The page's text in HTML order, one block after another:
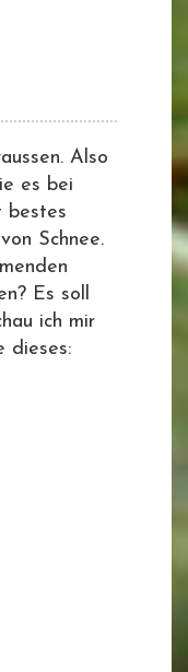
Also
es bei
bestes
Schnee.
Es soll
ich mir
dieses: